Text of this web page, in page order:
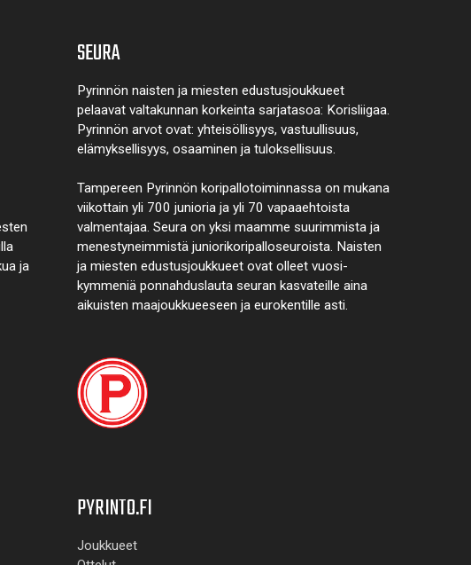
ja
SEURA
Pyrinnön naisten ja miesten edustusjoukkueet
pelaavat valtakunnan korkeinta sarjatasoa: Korisliigaa.
Pyrinnön arvot ovat: yhteisöl­lisyys, vastuul­lisuus,
elämyk­sellisyys, osaaminen ja tulok­sellisuus.
Tampereen Pyrinnön kori­pallo­toimin­nassa on mukana
viikottain yli 700 junioria ja yli 70 vapaa­ehtoista
valmen­tajaa. Seura on yksi maamme suurim­mista ja
menes­tyneim­mistä juni­ori­kori­pallo­seuroista. Naisten
ja miesten edustus­joukkueet ovat olleet vuosi­
kymmeniä ponnahdus­lauta seuran kasvateille aina
aikuisten maa­joukkueeseen ja euro­kentille asti.
PYRINTO.FI
Joukkueet